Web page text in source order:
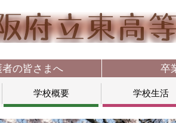
の皆さまへ 卒
学校概要 学校生活